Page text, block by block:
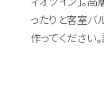
ったりと客室バ
作ってください